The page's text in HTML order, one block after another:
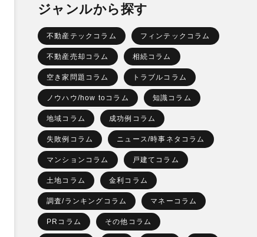
ジャンルから探す
不動産テックコラム フィンテックコラム
不動産売却コラム 相続コラム
空き家問題コラム トラブルコラム
ノウハウ/how toコラム 知識コラム
地域コラム 成功例コラム
失敗例コラム ニュース/時事ネタコラム
マンションコラム 戸建てコラム
土地コラム 金利コラム
調査/ランキングコラム マネーコラム
PRコラム その他コラム